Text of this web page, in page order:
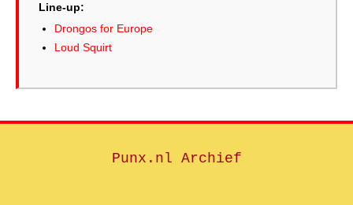
Line-up:
Drongos for Europe
Loud Squirt
Punx.nl Archief